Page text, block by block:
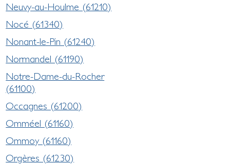
Neuvy-au-Houlme (61210)
Nocé (61340)
Nonant-le-Pin (61240)
Normandel (61190)
Notre-Dame-du-Rocher
(61100)
Occagnes (61200)
Omméel (61160)
Ommoy (61160)
Orgères (61230)